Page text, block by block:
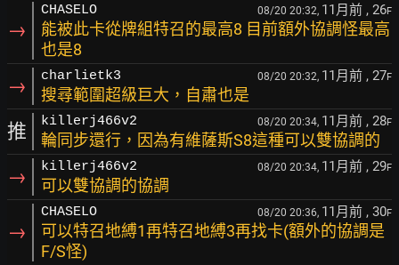
→
CHASELO 08/20 20:32, 11月前 , 26F
能被此卡從牌組特召的最高8 目前額外協調怪最高
也是8
→ charlietk3 08/20 20:32, 11月前 , 27F
搜尋範圍超級巨大，自肅也是
推 killerj466v2 08/20 20:34, 11月前 , 28F
輪同步還行，因為有維薩斯S8這種可以雙協調的
→ killerj466v2 08/20 20:34, 11月前 , 29F
可以雙協調的協調
→
CHASELO 08/20 20:36, 11月前 , 30F
可以特召地縛1再特召地縛3再找卡(額外的協調是
F/S怪)